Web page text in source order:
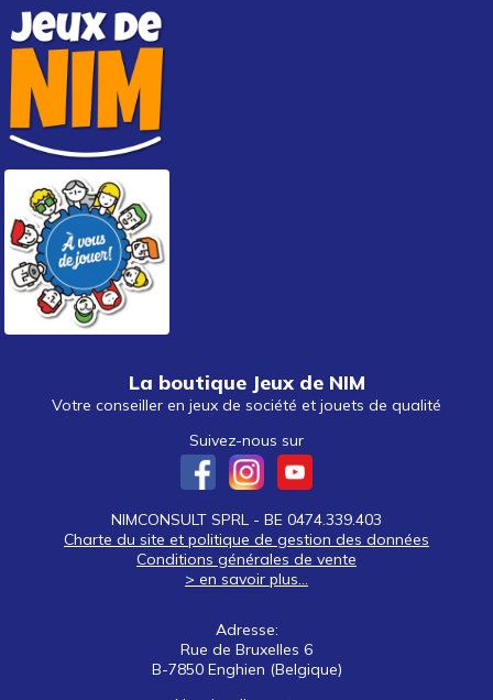
La boutique Jeux de NIM
Votre conseiller en jeux de société et jouets de qualité
Suivez-nous sur
NIMCONSULT SPRL - BE 0474.339.403
Charte du site et politique de gestion des données
Conditions générales de vente
> en savoir plus...
Adresse:
Rue de Bruxelles 6
B-7850 Enghien (Belgique)